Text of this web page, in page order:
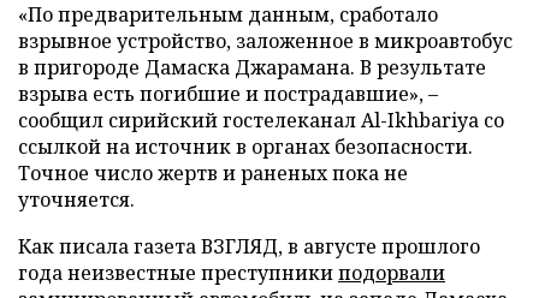
«По предварительным данным, сработало
взрывное устройство, заложенное в микроавтобус
в пригороде Дамаска Джарамана. В результате
взрыва есть погибшие и пострадавшие», –
сообщил сирийский гостелеканал Al-Ikhbariya со
ссылкой на источник в органах безопасности.
Точное число жертв и раненых пока не
уточняется.
Как писала газета ВЗГЛЯД, в августе прошлого
года неизвестные преступникиподорвали